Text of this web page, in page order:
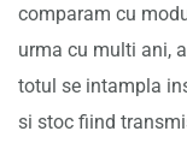
comparam cu
urma cu multi ani,
totul se intampla
si stoc fiind